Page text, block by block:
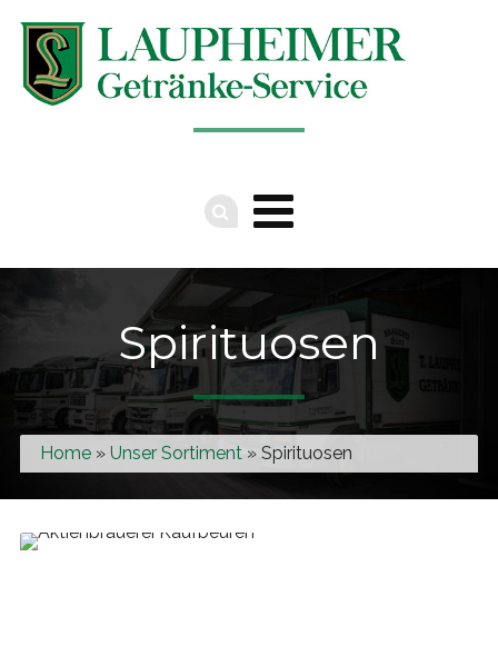
Spirituosen
Home» Unser Sortiment» Spirituosen